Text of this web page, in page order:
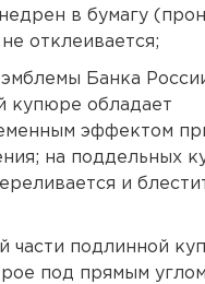
в бумагу
отклеивается;
Банка
купюре обладает
эффектом
на поддельных
и
части подлинной
под прямым